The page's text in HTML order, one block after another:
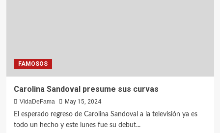
FAMOSOS
Carolina Sandoval presume sus curvas
VidaDeFama
May 15, 2024
El esperado regreso de Carolina Sandoval a la televisión ya es
todo un hecho y este lunes fue su debut...